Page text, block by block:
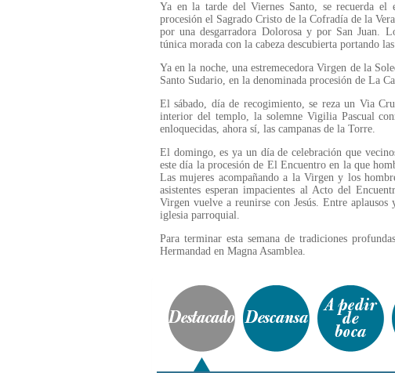
Ya en la tarde del Viernes Santo, se recuerda
procesión el Sagrado Cristo de la Cofradía de la
por una desgarradora Dolorosa y por San Juan.
túnica morada con la cabeza descubierta portando
Ya en la noche, una estremecedora Virgen de la
Santo Sudario, en la denominada procesión de La
El sábado, día de recogimiento, se reza un Via
interior del templo, la solemne Vigilia Pascual
enloquecidas, ahora sí, las campanas de la Torre.
El domingo, es ya un día de celebración que
este día la procesión de El Encuentro en la que
Las mujeres acompañando a la Virgen y los
asistentes esperan impacientes al Acto del
Virgen vuelve a reunirse con Jesús. Entre aplausos
iglesia parroquial.
Para terminar esta semana de tradiciones
Hermandad en Magna Asamblea.